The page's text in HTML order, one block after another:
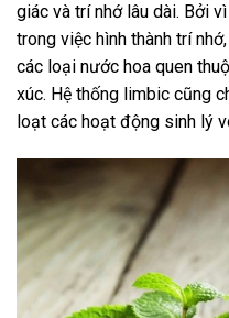
giác và trí nhớ lâu dài. Bởi
trong việc hình thành trí
các loại nước hoa quen
xúc. Hệ thống limbic cũng
loạt các hoạt động sinh lý